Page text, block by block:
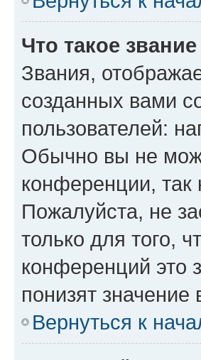
Что такое
Звания,
созданных вами
пользователей:
Обычно вы не
конференции, так
Пожалуйста, не
только для того,
конференций это
понизят
Вернуться к